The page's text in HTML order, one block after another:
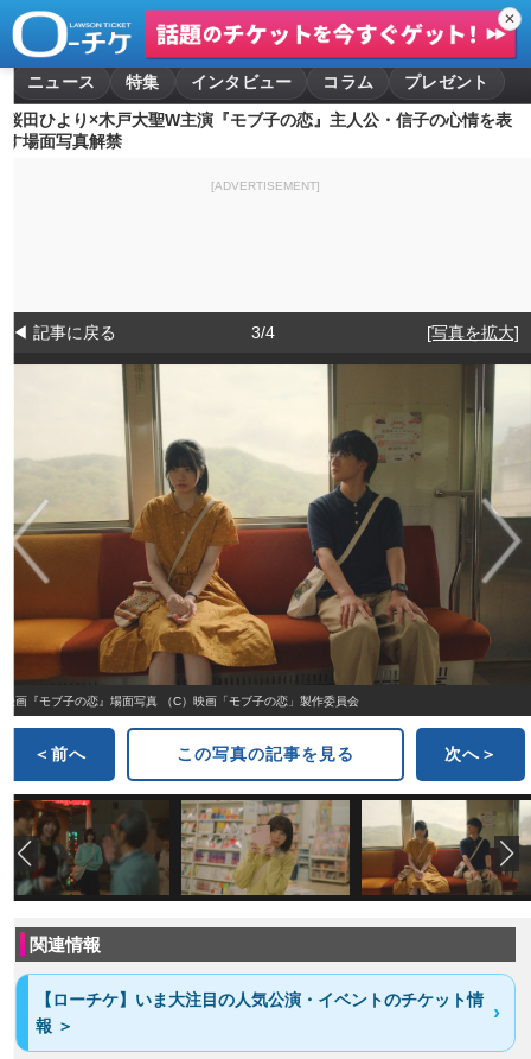
✕
ニュース 特集 インタビュー コラム
プレゼント
桜田ひより×木戸大聖W主演『モブ子の恋』主人公・信子の心情を表
す場面写真解禁
[ADVERTISEMENT]
◀ 記事に戻る 3/4 [写真を拡大]
映画『モブ子の恋』場面写真 （C）映画「モブ子の恋」製作委員会
＜前へ この写真の記事を見る 次へ＞
関連情報
【ローチケ】いま大注目の人気公演・イベントのチケット情
報 ＞